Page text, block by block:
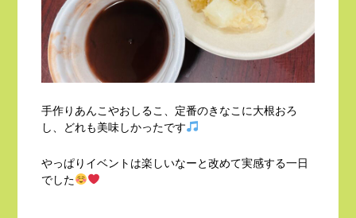
手作りあんこやおしるこ、定番のきなこに大根おろ
し、どれも美味しかったです
やっぱりイベントは楽しいなーと改めて実感する一日
でした